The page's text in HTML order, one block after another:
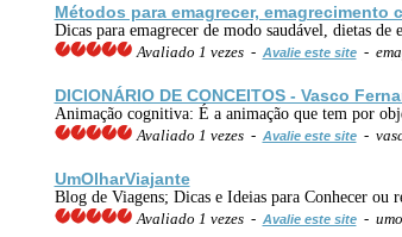
Métodos para emagrecer, emagrecimento
Dicas para emagrecer de modo saudável, dietas
Avaliado 1 vezes - Avalie este site-
DICIONÁRIO DE CONCEITOS - Vasco
Animação cognitiva: É a animação que tem por
Avaliado 1 vezes - Avalie este site-
UmOlharViajante
Blog de Viagens; Dicas e Ideias para Conhecer ou
Avaliado 1 vezes - Avalie este site-